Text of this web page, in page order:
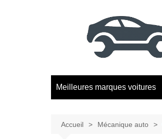
Meilleures marques voitures
Accueil Mécanique auto